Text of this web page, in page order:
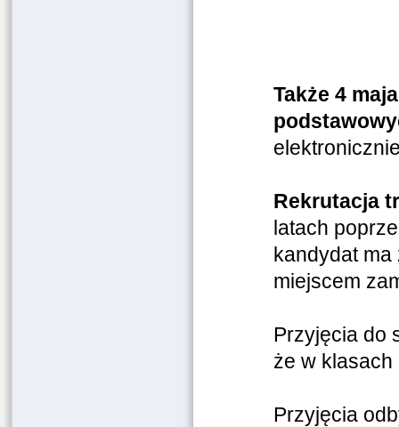
Także 4 maja
Rekrutacja
latach
kandydat
miejscem
Przyjęcia do
że w
Przyjęcia